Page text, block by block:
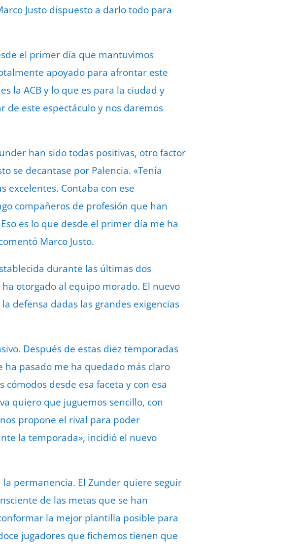
Justo dispuesto a darlo todo para
el primer día que mantuvimos
apoyado para afrontar este
la ACB y lo que es para la ciudad y
de este espectáculo y nos daremos
han sido todas positivas, otro factor
se decantase por Palencia. «Tenía
excelentes. Contaba con ese
compañeros de profesión que han
es lo que desde el primer día me ha
Marco Justo.
durante las últimas dos
otorgado al equipo morado. El nuevo
defensa dadas las grandes exigencias
Después de estas diez temporadas
ha pasado me ha quedado más claro
desde esa faceta y con esa
quiero que juguemos sencillo, con
propone el rival para poder
la temporada», incidió el nuevo
permanencia. El Zunder quiere seguir
de las metas que se han
la mejor plantilla posible para
jugadores que fichemos tienen que